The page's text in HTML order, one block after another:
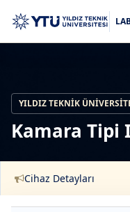
YILDIZ TEKNIK
Kamara Tipi
Cihaz Detayları